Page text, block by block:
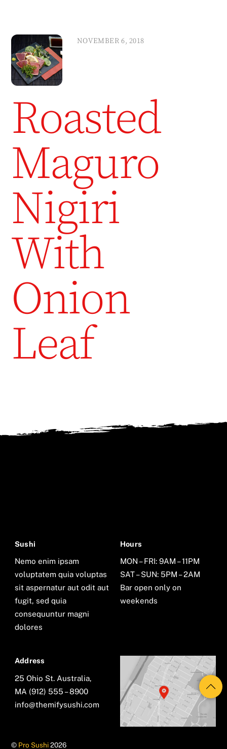
NOVEMBER 6, 2018
Roasted
Maguro
Nigiri
With
Onion
Leaf
Sushi
Nemo enim ipsam
voluptatem quia voluptas
sit aspernatur aut odit aut
fugit, sed quia
consequuntur magni
dolores
Hours
MON – FRI: 9AM – 11PM
SAT – SUN: 5PM – 2AM
Bar open only on
weekends
Address
25 Ohio St. Australia,
MA (912) 555 – 8900
info@themifysushi.com
© Pro Sushi2026